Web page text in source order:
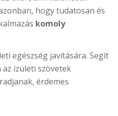
hogy tudatosan és
komoly
egészség javítására. Segít
ízületi szövetek
érdemes